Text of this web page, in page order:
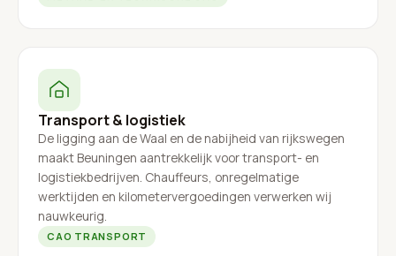
Transport & logistiek
De ligging aan de Waal en de nabijheid van rijkswegen
maakt Beuningen aantrekkelijk voor transport- en
logistiekbedrijven. Chauffeurs, onregelmatige
werktijden en kilometervergoedingen verwerken wij
nauwkeurig.
CAO TRANSPORT